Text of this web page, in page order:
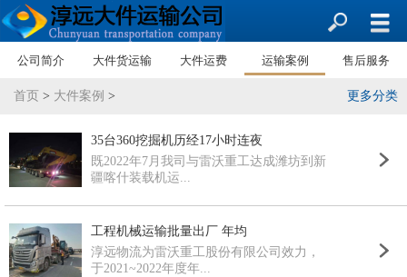
公司简介 大件货运输 大件运费 运输案例 售后服务
更多分类
首页 > 大件案例 >
35台360挖掘机历经17小时连夜
既2022年7月我司与雷沃重工达成潍坊到新
疆喀什装载机运...
工程机械运输批量出厂 年均
淳远物流为雷沃重工股份有限公司效力，
于2021~2022年度年...